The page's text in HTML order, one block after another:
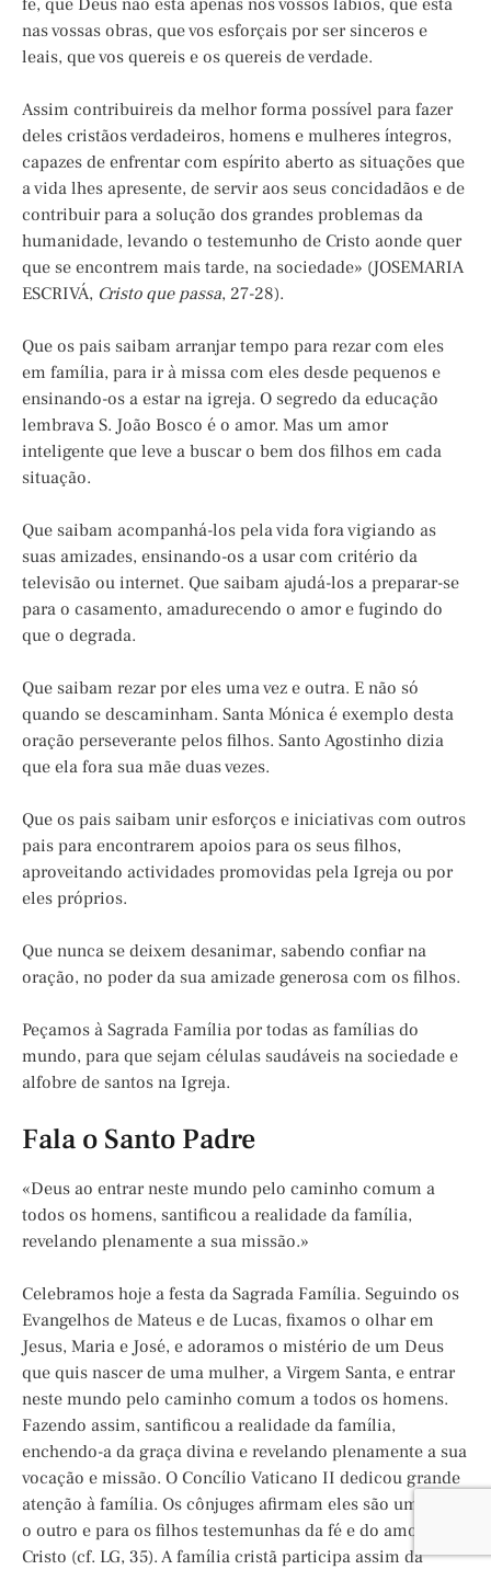
fé, que Deus não está apenas nos vossos lábios, que está
nas vossas obras, que vos esforçais por ser sinceros e
leais, que vos quereis e os quereis de verdade.
Assim contribuireis da melhor forma possível para fazer
deles cristãos verdadeiros, homens e mulheres íntegros,
capazes de enfrentar com espírito aberto as situações que
a vida lhes apresente, de servir aos seus concidadãos e de
contribuir para a solução dos grandes problemas da
humanidade, levando o testemunho de Cristo aonde quer
que se encontrem mais tarde, na sociedade» (JOSEMARIA
ESCRIVÁ, Cristo que passa, 27-28).
Que os pais saibam arranjar tempo para rezar com eles
em família, para ir à missa com eles desde pequenos e
ensinando-os a estar na igreja. O segredo da educação
lembrava S. João Bosco é o amor. Mas um amor
inteligente que leve a buscar o bem dos filhos em cada
situação.
Que saibam acompanhá-los pela vida fora vigiando as
suas amizades, ensinando-os a usar com critério da
televisão ou internet. Que saibam ajudá-los a preparar-se
para o casamento, amadurecendo o amor e fugindo do
que o degrada.
Que saibam rezar por eles uma vez e outra. E não só
quando se descaminham. Santa Mónica é exemplo desta
oração perseverante pelos filhos. Santo Agostinho dizia
que ela fora sua mãe duas vezes.
Que os pais saibam unir esforços e iniciativas com outros
pais para encontrarem apoios para os seus filhos,
aproveitando actividades promovidas pela Igreja ou por
eles próprios.
Que nunca se deixem desanimar, sabendo confiar na
oração, no poder da sua amizade generosa com os filhos.
Peçamos à Sagrada Família por todas as famílias do
mundo, para que sejam células saudáveis na sociedade e
alfobre de santos na Igreja.
Fala o Santo Padre
«Deus ao entrar neste mundo pelo caminho comum a
todos os homens, santificou a realidade da família,
revelando plenamente a sua missão.»
Celebramos hoje a festa da Sagrada Família. Seguindo os
Evangelhos de Mateus e de Lucas, fixamos o olhar em
Jesus, Maria e José, e adoramos o mistério de um Deus
que quis nascer de uma mulher, a Virgem Santa, e entrar
neste mundo pelo caminho comum a todos os homens.
Fazendo assim, santificou a realidade da família,
enchendo-a da graça divina e revelando plenamente a sua
vocação e missão. O Concílio Vaticano II dedicou grande
atenção à família. Os cônjuges afirmam eles são um para
o outro e para os filhos testemunhas da fé e do amor de
Cristo (cf. LG, 35). A família cristã participa assim da